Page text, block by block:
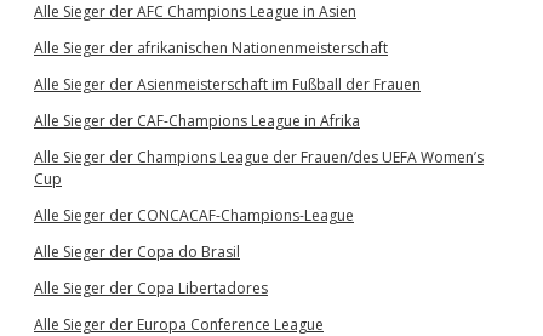
Alle Sieger der AFC Champions League in Asien
Alle Sieger der afrikanischen Nationenmeisterschaft
Alle Sieger der Asienmeisterschaft im Fußball der Frauen
Alle Sieger der CAF-Champions League in Afrika
Alle Sieger der Champions League der Frauen/des UEFA Women’s
Cup
Alle Sieger der CONCACAF-Champions-League
Alle Sieger der Copa do Brasil
Alle Sieger der Copa Libertadores
Alle Sieger der Europa Conference League